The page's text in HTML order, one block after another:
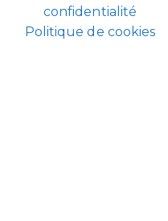
confidentialité
Politique de cookies